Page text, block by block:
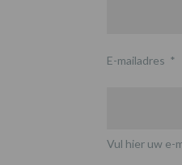
E-mailadres *
Vul hier uw e-